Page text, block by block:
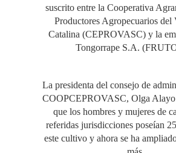
suscrito entre la Cooperativa
Productores Agropecuarios del
Catalina (CEPROVASC) y la
Tongorrape S.A.
La presidenta del consejo de
COOPCEPROVASC, Olga
que los hombres y mujeres de
referidas jurisdicciones poseían
este cultivo y ahora se ha